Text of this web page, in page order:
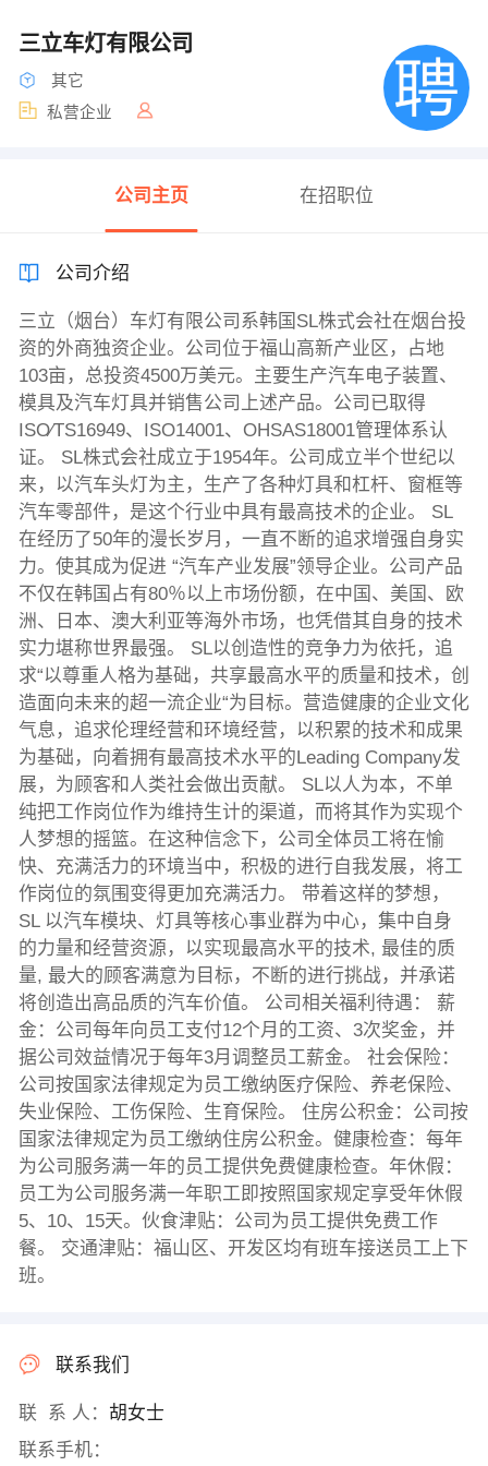
三立车灯有限公司
其它
私营企业
公司主页 在招职位
公司介绍
三立（烟台）车灯有限公司系韩国SL株式会社在烟台投
资的外商独资企业。公司位于福山高新产业区，占地
103亩，总投资4500万美元。主要生产汽车电子装置、
模具及汽车灯具并销售公司上述产品。公司已取得
ISO∕TS16949、ISO14001、OHSAS18001管理体系认
证。 SL株式会社成立于1954年。公司成立半个世纪以
来，以汽车头灯为主，生产了各种灯具和杠杆、窗框等
汽车零部件，是这个行业中具有最高技术的企业。 SL
在经历了50年的漫长岁月，一直不断的追求增强自身实
力。使其成为促进 “汽车产业发展”领导企业。公司产品
不仅在韩国占有80％以上市场份额，在中国、美国、欧
洲、日本、澳大利亚等海外市场，也凭借其自身的技术
实力堪称世界最强。 SL以创造性的竞争力为依托，追
求“以尊重人格为基础，共享最高水平的质量和技术，创
造面向未来的超一流企业“为目标。营造健康的企业文化
气息，追求伦理经营和环境经营，以积累的技术和成果
为基础，向着拥有最高技术水平的Leading Company发
展，为顾客和人类社会做出贡献。 SL以人为本，不单
纯把工作岗位作为维持生计的渠道，而将其作为实现个
人梦想的摇篮。在这种信念下，公司全体员工将在愉
快、充满活力的环境当中，积极的进行自我发展，将工
作岗位的氛围变得更加充满活力。 带着这样的梦想，
SL 以汽车模块、灯具等核心事业群为中心，集中自身
的力量和经营资源，以实现最高水平的技术, 最佳的质
量, 最大的顾客满意为目标，不断的进行挑战，并承诺
将创造出高品质的汽车价值。 公司相关福利待遇： 薪
金：公司每年向员工支付12个月的工资、3次奖金，并
据公司效益情况于每年3月调整员工薪金。 社会保险：
公司按国家法律规定为员工缴纳医疗保险、养老保险、
失业保险、工伤保险、生育保险。 住房公积金：公司按
国家法律规定为员工缴纳住房公积金。健康检查：每年
为公司服务满一年的员工提供免费健康检查。年休假：
员工为公司服务满一年职工即按照国家规定享受年休假
5、10、15天。伙食津贴：公司为员工提供免费工作
餐。 交通津贴：福山区、开发区均有班车接送员工上下
班。
联系我们
联 系 人： 胡女士
联系手机：